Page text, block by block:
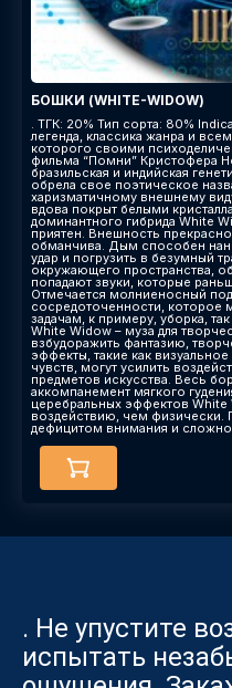
БОШКИ (WHITE-WIDOW)
. ТГК: 20% Тип сорта: 80%
легенда, классика жанра и
которого своими
фильма “Помни” Кристофера
бразильская и индийская
обрела свое поэтическое
харизматичному внешнему
вдова покрыт белыми
доминантного гибрида White
приятен. Внешность
обманчива. Дым способен
удар и погрузить в безумный
окружающего пространства,
попадают звуки, которые
Отмечается молниеносный
сосредоточенности, которое
задачам, к примеру, уборка,
White Widow – муза для
взбудоражить фантазию,
эффекты, такие как
чувств, могут усилить
предметов искусства. Весь
аккомпанемент мягкого
церебральных эффектов
воздействию, чем физически.
дефицитом внимания и
. Не упустите
испытать